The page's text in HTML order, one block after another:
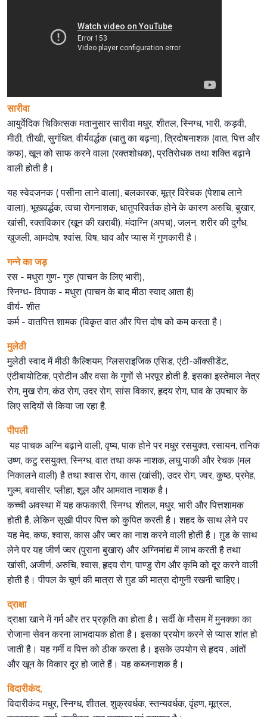
सारीवा
आयुर्वेदिक चिकित्सक मतानुसार सारीवा मधुर, शीतल, स्निग्ध, भारी, कड़वी,
मीठी, तीखी, सुगंधित, वीर्यवर्द्धक (धातु का बढ़ना), त्रिदोषनाशक (वात, पित्त और
कफ), खून को साफ करने वाला (रक्तशोधक), प्रतिरोधक तथा शक्ति बढ़ाने
वाली होती है।
यह स्वेदजनक ( पसीना लाने वाला), बलकारक, मूत्र विरेचक (पेशाब लाने
वाला), भूखवर्द्धक, त्वचा रोगनाशक, धातुपरिवर्तक होने के कारण अरुचि, बुखार,
खांसी, रक्तविकार (खून की खराबी), मंदाग्नि (अपच), जलन, शरीर की दुर्गंध,
खुजली, आमदोष, श्वांस, विष, घाव और प्यास में गुणकारी है।
गन्ने का जड़
रस - मधुरा गुण- गुरु (पाचन के लिए भारी),
स्निग्ध- विपाक - मधुरा (पाचन के बाद मीठा स्वाद आता है)
वीर्य- शीत
कर्म - वातपित्त शामक (विकृत वात और पित्त दोष को कम करता है।
मुलेठी
मुलेठी स्वाद में मीठी कैल्शियम, ग्लिसराइजिक एसिड, एंटी-ऑक्सीडेंट,
एंटीबायोटिक, प्रोटीन और वसा के गुणों से भरपूर होती है. इसका इस्तेमाल नेत्र
रोग, मुख रोग, कंठ रोग, उदर रोग, सांस विकार, हृदय रोग, घाव के उपचार के
लिए सदियों से किया जा रहा है.
पीपली
यह पाचक अग्नि बढ़ाने वाली, वृष्य, पाक होने पर मधुर रसयुक्त, रसायन, तनिक
उष्ण, कटु रसयुक्त, स्निग्ध, वात तथा कफ नाशक, लघु पाकी और रेचक (मल
निकालने वाली) है तथा श्वास रोग, कास (खांसी), उदर रोग, ज्वर, कुष्ठ, प्रमेह,
गुल्म, बवासीर, प्लीहा, शूल और आमवात नाशक है।
कच्ची अवस्था में यह कफकारी, स्निग्ध, शीतल, मधुर, भारी और पित्तशामक
होती है, लेकिन सूखी पीपर पित्त को कुपित करती है। शहद के साथ लेने पर
यह मेद, कफ, श्वास, कास और ज्वर का नाश करने वाली होती है। ग़ुड के साथ
लेने पर यह जीर्ण ज्वर (पुराना बुखार) और अग्निमांद्य में लाभ करती है तथा
खांसी, अजीर्ण, अरुचि, श्वास, हृदय रोग, पाण्डु रोग और कृमि को दूर करने वाली
होती है। पीपल के चूर्ण की मात्रा से ग़ुड की मात्रा दोगुनी रखनी चाहिए।
द्राक्षा
द्राक्षा खाने में गर्म और तर प्रकृति का होता है। सर्दी के मौसम में मुनक्का का
रोजाना सेवन करना लाभदायक होता है। इसका प्रयोग करने से प्यास शांत हो
जाती है। यह गर्मी व पित्त को ठीक करता है। इसके उपयोग से हृदय , आंतों
और खून के विकार दूर हो जाते हैं। यह कब्जनाशक है।
विदारीकंद,
विदारीकंद मधुर, स्निग्ध, शीतल, शुक्रवर्धक, स्तन्यवर्धक, वृंहण, मूत्रल,